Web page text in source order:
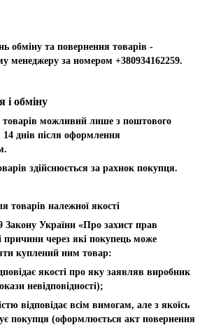
обміну та повернення товарів -
менеджеру за номером +380934162259.
і обміну
товарів можливий лише з поштового
14 днів після оформлення
здійснюється за рахнок покупця.
товарів належної якості
Закону України «Про захист прав
причини через які покупець може
куплений ним товар:
якості про яку заявляв виробник
невідповідності);
відповідає всім вимогам, але з якоїсь
покупця (оформлюється акт повернення